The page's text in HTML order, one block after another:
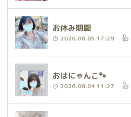
お休み期間
2026.08.05 17:29
おはにゃんこ🐾
2026.08.04 11:27